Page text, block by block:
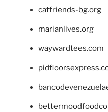
catfriends-bg.org
marianlives.org
waywardtees.com